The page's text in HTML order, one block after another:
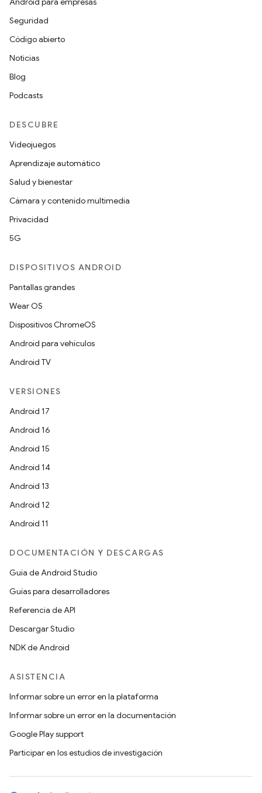
Seguridad
Código abierto
Noticias
Blog
Podcasts
DESCUBRE
Videojuegos
Aprendizaje automático
Salud y bienestar
Cámara y contenido multimedia
Privacidad
5G
DISPOSITIVOS ANDROID
Pantallas grandes
Wear OS
Dispositivos ChromeOS
Android para vehículos
Android TV
VERSIONES
Android 17
Android 16
Android 15
Android 14
Android 13
Android 12
Android 11
DOCUMENTACIÓN Y DESCARGAS
Guía de Android Studio
Guías para desarrolladores
Referencia de API
Descargar Studio
NDK de Android
ASISTENCIA
Informar sobre un error en la plataforma
Informar sobre un error en la documentación
Google Play support
Participar en los estudios de investigación